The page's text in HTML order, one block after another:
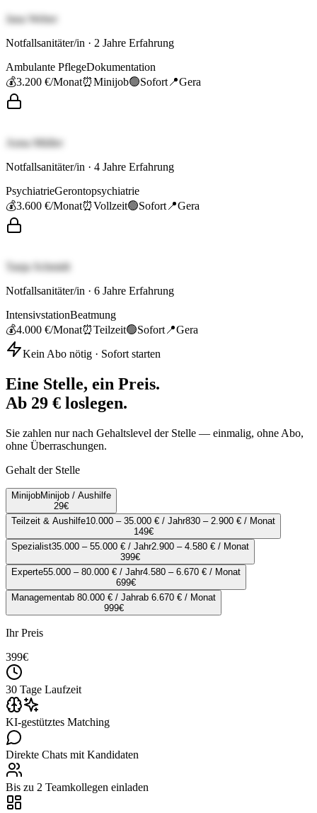
Jana Weber
Notfallsanitäter/in · 2 Jahre Erfahrung
Ambulante PflegeDokumentation
💰3.200 €/Monat⏰Minijob🟢Sofort 📍Gera
Anna Müller
Notfallsanitäter/in · 4 Jahre Erfahrung
PsychiatrieGerontopsychiatrie
💰3.600 €/Monat⏰Vollzeit🟢Sofort 📍Gera
Tanja Schmidt
Notfallsanitäter/in · 6 Jahre Erfahrung
IntensivstationBeatmung
💰4.000 €/Monat⏰Teilzeit🟢Sofort 📍Gera
Kein Abo nötig · Sofort starten
Eine Stelle, ein Preis.
Ab 29 € loslegen.
Sie zahlen nur nach Gehaltslevel der Stelle — einmalig, ohne Abo,
ohne Überraschungen.
Gehalt der Stelle
MinijobMinijob / Aushilfe
29€
Teilzeit & Aushilfe10.000 – 35.000 € / Jahr830 – 2.900 € / Monat
149€
Spezialist35.000 – 55.000 € / Jahr2.900 – 4.580 € / Monat
399€
Experte55.000 – 80.000 € / Jahr4.580 – 6.670 € / Monat
699€
Managementab 80.000 € / Jahrab 6.670 € / Monat
999€
Ihr Preis
399€
30 Tage Laufzeit
KI-gestütztes Matching
Direkte Chats mit Kandidaten
Bis zu 2 Teamkollegen einladen